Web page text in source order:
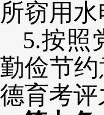
所窃用水
5.按照
勤俭节
德育考评